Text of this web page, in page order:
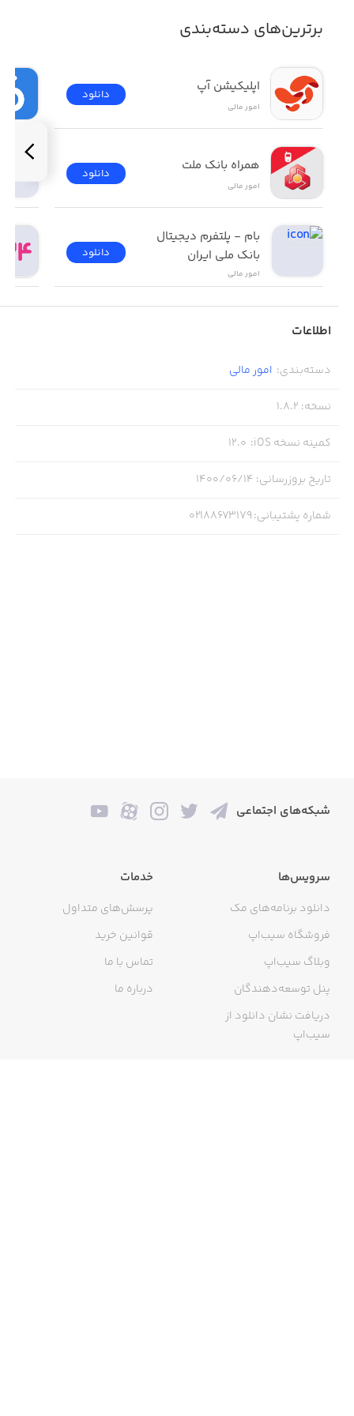
برترین‌های دسته‌بندی
اپلیکیشن آپ
امور ‌مالی
دانلود
همراه بانک ملت
امور ‌مالی
دانلود
بانک ملی ایران
امور ‌مالی
دانلود
اطلاعات
دسته‌بندی: امور ‌مالی
نسخه:
1.8.2
کمینه نسخه iOS :
12.0
تاریخ بروزرسانی: ۱۴۰۰/۰۶/۱۴
شماره پشتیبانی:
02188673179
شبکه‌های اجتماعی
سرویس‌ها
دانلود برنامه‌های مک
فروشگاه سیب‌اپ
وبلاگ سیب‌اپ
پنل توسعه‌دهندگان
دریافت نشان دانلود از
سیب‌اپ
خدمات
پرسش‌های متداول
قوانین خرید
تماس با ما
درباره ما